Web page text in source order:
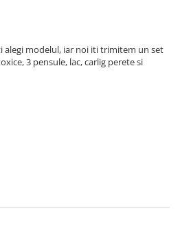
alegi modelul, iar noi iti trimitem un set
3 pensule, lac, carlig perete si